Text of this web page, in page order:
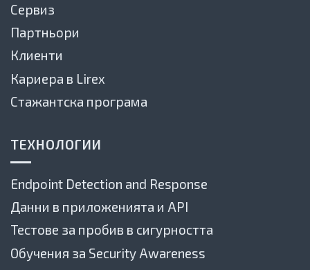
Сервиз
Партньори
Клиенти
Кариера в Lirex
Стажантска програма
ТЕХНОЛОГИИ
Endpoint Detection and Response
Данни в приложенията и API
Тестове за пробив в сигурността
Обучения за Security Awareness